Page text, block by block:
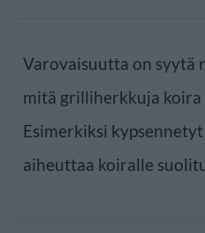
Varovaisuutta on syytä
mitä grilliherkkuja koira
Esimerkiksi
aiheuttaa koiralle